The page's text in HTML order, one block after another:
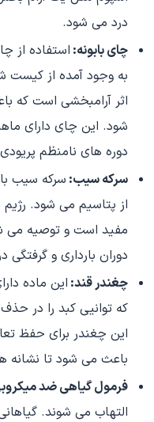
درد می شود.
چای بابونه: استفاده از
به وجود آمده از کیست
اثر آرامبخشی است که
شود. این چای دارای
دوره های نامنظم پریودی
سرکه سیب: سرکه سیب
از پتاسیم می شود. رژیم
مفید است و توصیه
دوران بارداری و
چغندر قند: این ماده
که توانیی کبد را در
این چغندر برای حفظ
باعث می شود تا
فرمول گیاهی ضد
التهاب می شوند.